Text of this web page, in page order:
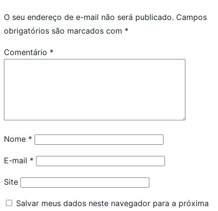
O seu endereço de e-mail não será publicado. Campos
obrigatórios são marcados com *
Comentário *
Nome *
E-mail *
Site
Salvar meus dados neste navegador para a próxima